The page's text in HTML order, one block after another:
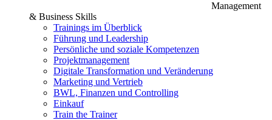
Management
& Business Skills
Trainings im Überblick
Führung und Leadership
Persönliche und soziale Kompetenzen
Projektmanagement
Digitale Transformation und Veränderung
Marketing und Vertrieb
BWL, Finanzen und Controlling
Einkauf
Train the Trainer